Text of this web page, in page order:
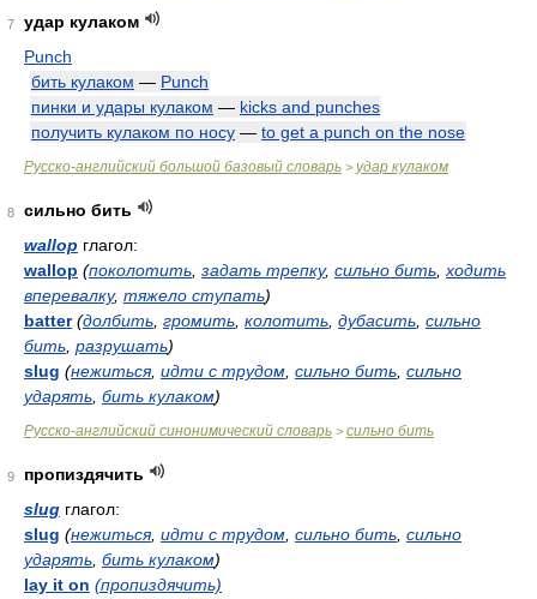
7
удар кулаком
Punch
бить кулаком — Punch
пинки и удары кулаком — kicks and punches
получить кулаком по носу — to get a punch on the nose
Русско-английский большой базовый словарь > удар кулаком
8
сильно бить
wallop глагол:
wallop (поколотить задать трепку, сильно бить ходить
вперевалку, тяжело ступать)
batter (долбить громить колотить дубасить сильно
бить разрушать)
slug (нежиться, идти с трудом сильно бить сильно
ударять бить кулаком)
Русско-английский синонимический словарь > сильно бить
9
пропиздячить
slug глагол:
slug (нежиться, идти с трудом сильно бить сильно
ударять бить кулаком)
lay it on (пропиздячить)